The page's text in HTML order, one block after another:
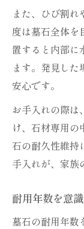
また、ひび割
度は墓石全体を
置すると内部に
ます。発見し
安心です。
お手入れの際は
け、石材専用
石の耐久性維持
手入れが、家族
耐用年数を意
墓石の耐用年数